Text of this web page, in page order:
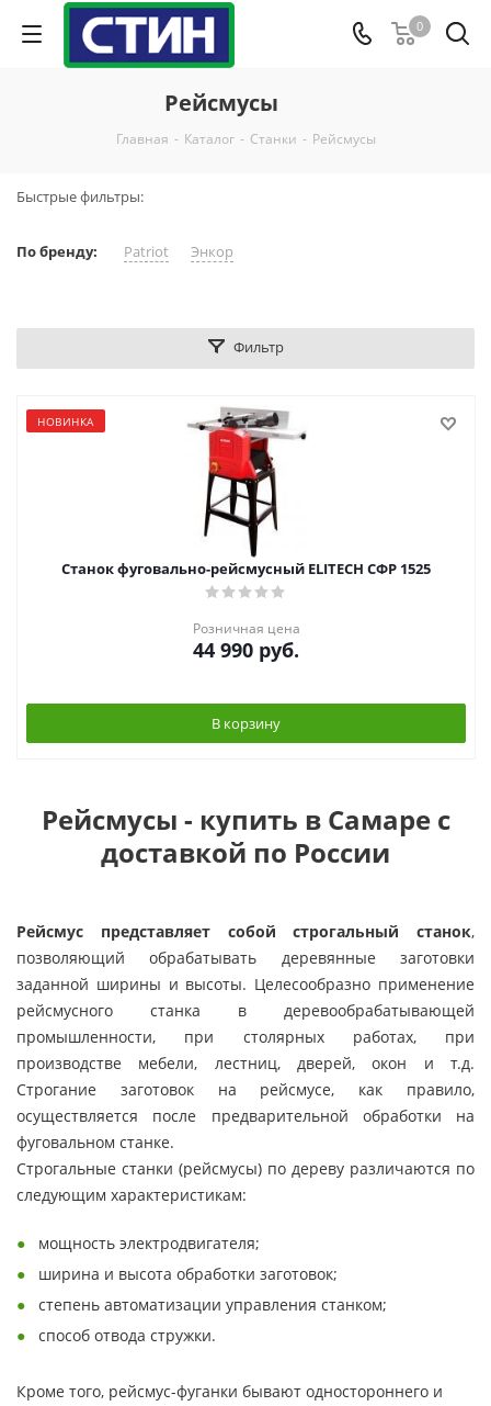
0
Рейсмусы
Главная - Каталог - Станки - Рейсмусы
Быстрые фильтры:
По бренду: Patriot Энкор
Фильтр
НОВИНКА
Станок фуговально-рейсмусный ELITECH СФР 1525
Розничная цена
44 990 руб.
В корзину
Рейсмусы - купить в Самаре с
доставкой по России
Рейсмус представляет собой строгальный станок,
позволяющий обрабатывать деревянные заготовки
заданной ширины и высоты. Целесообразно применение
рейсмусного станка в деревообрабатывающей
промышленности, при столярных работах, при
производстве мебели, лестниц, дверей, окон и т.д.
Строгание заготовок на рейсмусе, как правило,
осуществляется после предварительной обработки на
фуговальном станке.
Строгальные станки (рейсмусы) по дереву различаются по
следующим характеристикам:
мощность электродвигателя;
ширина и высота обработки заготовок;
степень автоматизации управления станком;
способ отвода стружки.
Кроме того, рейсмус-фуганки бывают одностороннего и